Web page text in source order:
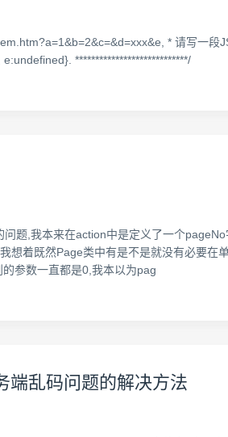
* 请写一
****************************/
题,我本来在action中是定义了一个
想着既然Page类中有是不是就没有必要
参数一直都是0,我本以为pag
端乱码问题的解决方法